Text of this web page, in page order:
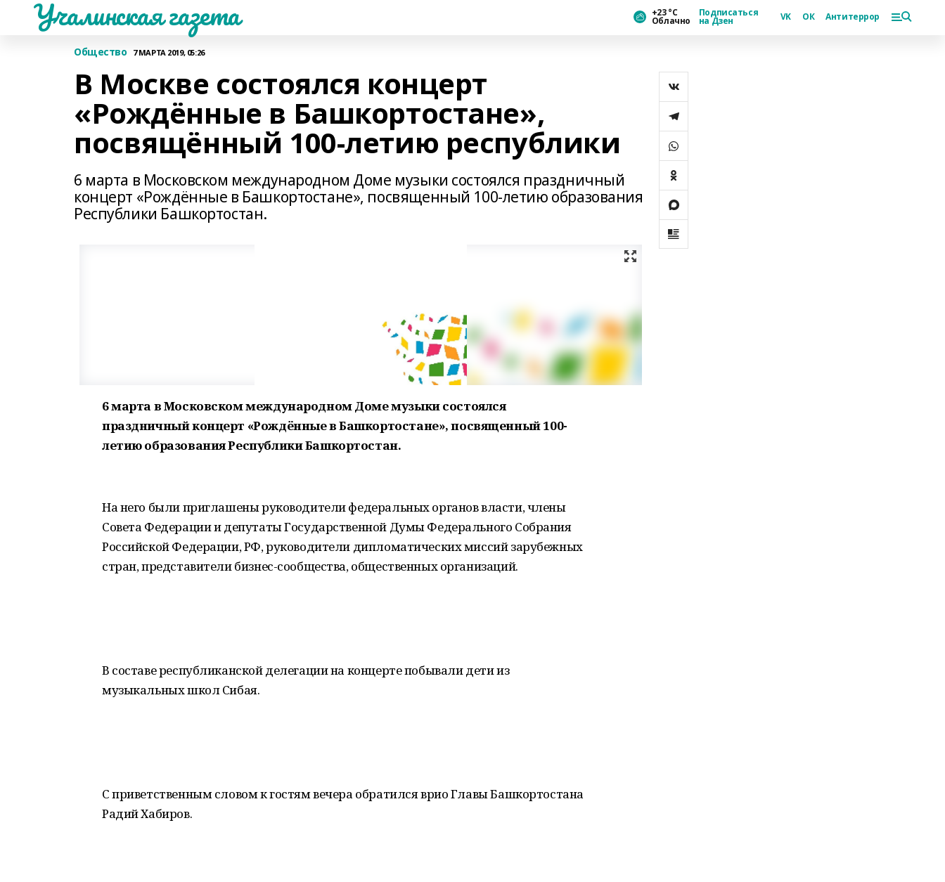
Учалинская газета +23 °С
Облачно
Подписаться
на Дзен VK ОК Антитеррор
Общество 7 МАРТА 2019, 05:26
В Москве состоялся концерт
«Рождённые в Башкортостане»,
посвящённый 100-летию республики
6 марта в Московском международном Доме музыки состоялся праздничный
концерт «Рождённые в Башкортостане», посвященный 100-летию образования
Республики Башкортостан.
6 марта в Московском международном Доме музыки состоялся
праздничный концерт «Рождённые в Башкортостане», посвященный 100-
летию образования Республики Башкортостан.
На него были приглашены руководители федеральных органов власти, члены
Совета Федерации и депутаты Государственной Думы Федерального Собрания
Российской Федерации, РФ, руководители дипломатических миссий зарубежных
стран, представители бизнес-сообщества, общественных организаций.
В составе республиканской делегации на концерте побывали дети из
музыкальных школ Сибая.
С приветственным словом к гостям вечера обратился врио Главы Башкортостана
Радий Хабиров.